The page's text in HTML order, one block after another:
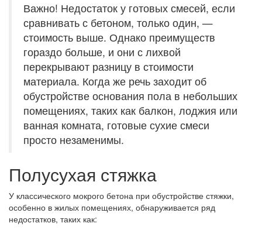
Важно! Недостаток у готовых смесей, если
сравнивать с бетоном, только один, —
стоимость выше. Однако преимуществ
гораздо больше, и они с лихвой
перекрывают разницу в стоимости
материала. Когда же речь заходит об
обустройстве основания пола в небольших
помещениях, таких как балкон, лоджия или
ванная комната, готовые сухие смеси
просто незаменимы.
Полусухая стяжка
У классического мокрого бетона при обустройстве стяжки,
особенно в жилых помещениях, обнаруживается ряд
недостатков, таких как: